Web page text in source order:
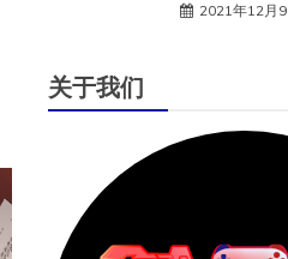
2021年12月9
关于我们